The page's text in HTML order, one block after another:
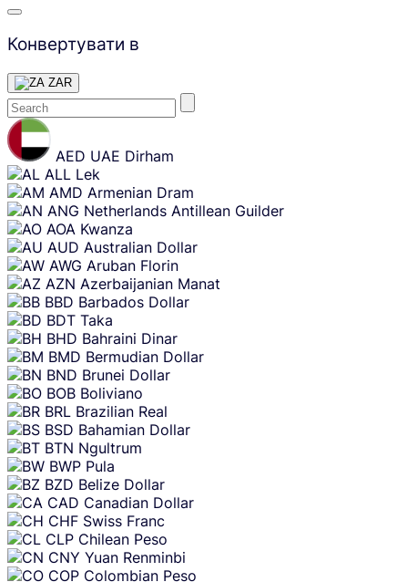
Конвертувати в
ZAR
Skip
content
AED UAE Dirham
ALL Lek
AMD Armenian Dram
ANG Netherlands Antillean Guilder
AOA Kwanza
AUD Australian Dollar
AWG Aruban Florin
AZN Azerbaijanian Manat
BBD Barbados Dollar
BDT Taka
BHD Bahraini Dinar
BMD Bermudian Dollar
BND Brunei Dollar
BOB Boliviano
BRL Brazilian Real
BSD Bahamian Dollar
BTN Ngultrum
BWP Pula
BZD Belize Dollar
CAD Canadian Dollar
CHF Swiss Franc
CLP Chilean Peso
CNY Yuan Renminbi
COP Colombian Peso